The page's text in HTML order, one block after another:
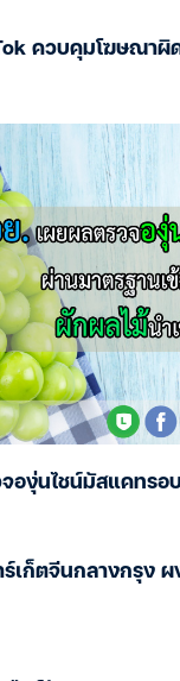
ควบคุมโฆษณาผิ
องุ่นไชน์มัสแคทรอ
เก็ตจีนกลางกรุง ผ